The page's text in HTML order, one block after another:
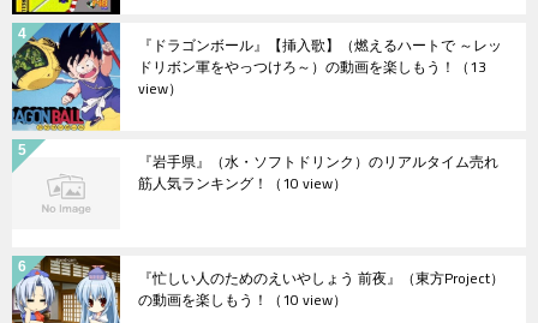
『ドラゴンボール』【挿入歌】（燃えるハートで ～レッ
ドリボン軍をやっつけろ～）の動画を楽しもう！ （13
view）
『岩手県』（水・ソフトドリンク）のリアルタイム売れ
筋人気ランキング！ （10 view）
『忙しい人のためのえいやしょう 前夜』（東方Project）
の動画を楽しもう！ （10 view）